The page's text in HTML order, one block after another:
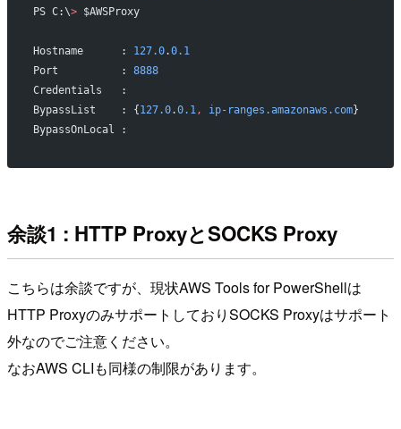
PS C:\> $AWSProxy
Hostname      : 127.0.0.1
Port          : 8888
Credentials   :
BypassList    : { 127.0.0.1, ip-ranges.amazonaws.com}
BypassOnLocal :
余談1 : HTTP ProxyとSOCKS Proxy
こちらは余談ですが、現状AWS Tools for PowerShellは
HTTP ProxyのみサポートしておりSOCKS Proxyはサポート
外なのでご注意ください。
なおAWS CLIも同様の制限があります。